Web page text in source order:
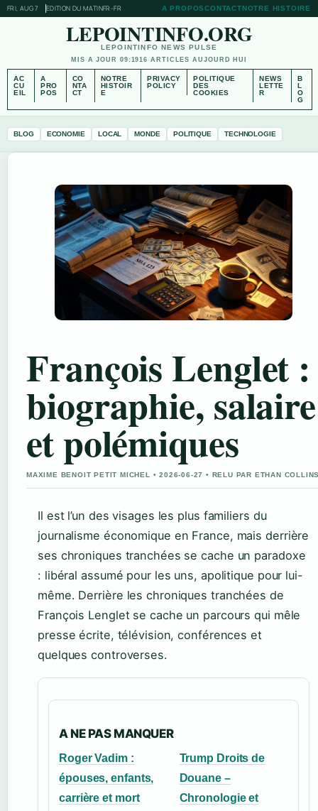
FRI, AUG 7 EDITION DU MATINFR-FR A PROPOSCONTACTNOTRE HISTOIRE
LEPOINTINFO.ORG
LEPOINTINFO NEWS PULSE
MIS A JOUR 09:1916 ARTICLES AUJOURD HUI
AC
CU
EIL
A
PRO
POS
CO
NTA
CT
NOTRE
HISTOIR
E
PRIVACY
POLICY
POLITIQUE
DES
COOKIES
NEWS
LETTE
R
B
L
O
G
BLOG ECONOMIE LOCAL MONDE POLITIQUE TECHNOLOGIE
François Lenglet :
biographie, salaire
et polémiques
MAXIME BENOIT PETIT MICHEL • 2026-06-27 • RELU PAR ETHAN
Il est l’un des visages les plus familiers du
journalisme économique en France, mais derrière
ses chroniques tranchées se cache un paradoxe
: libéral assumé pour les uns, apolitique pour lui-
même. Derrière les chroniques tranchées de
François Lenglet se cache un parcours qui mêle
presse écrite, télévision, conférences et
quelques controverses.
A NE PAS MANQUER
Roger Vadim :
épouses, enfants,
carrière et mort
Trump Droits de
Douane –
Chronologie et